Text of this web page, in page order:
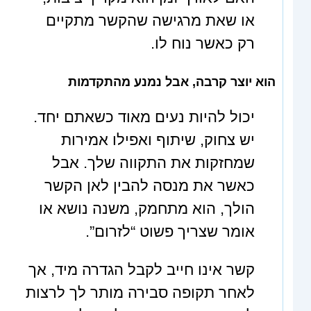
או שאת מרגישה שהקשר מתקיים
רק כאשר נוח לו.
הוא יוצר קרבה, אבל נמנע מהתקדמות
יכול להיות נעים מאוד כשאתם יחד.
יש צחוק, שיתוף ואפילו אמירות
שמחזקות את התקווה שלך. אבל
כאשר את מנסה להבין לאן הקשר
הולך, הוא מתחמק, משנה נושא או
אומר שצריך פשוט “לזרום”.
קשר אינו חייב לקבל הגדרה מיד, אך
לאחר תקופה סבירה מותר לך לרצות